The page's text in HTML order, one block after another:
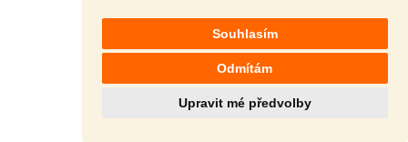
Souhlasím
Odmítám
Upravit mé předvolby